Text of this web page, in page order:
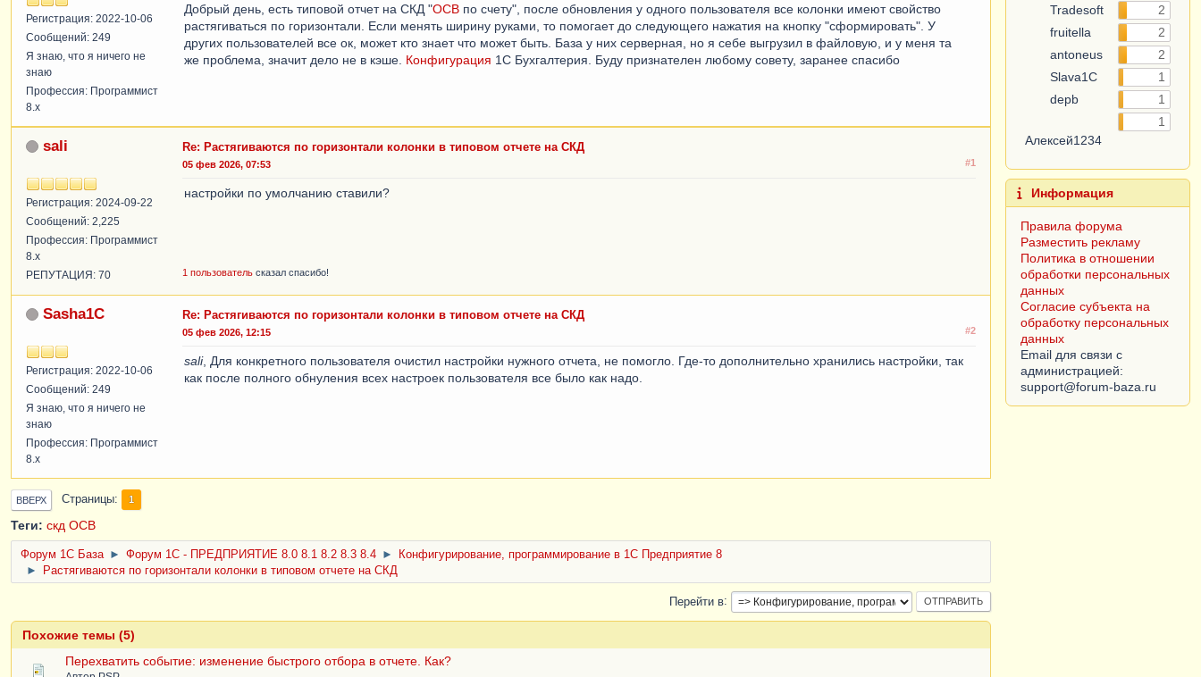
Регистрация: 2022-10-06
Сообщений: 249
Я знаю, что я ничего не
знаю
Профессия: Программист
8.x
Добрый день, есть типовой отчет на СКД "ОСВ по счету", после обновления у одного пользователя все колонки имеют свойство
растягиваться по горизонтали. Если менять ширину руками, то помогает до следующего нажатия на кнопку "сформировать". У
других пользователей все ок, может кто знает что может быть. База у них серверная, но я себе выгрузил в файловую, и у меня та
же проблема, значит дело не в кэше. Конфигурация 1С Бухгалтерия. Буду признателен любому совету, заранее спасибо
sali
Регистрация: 2024-09-22
Сообщений: 2,225
Профессия: Программист
8.x
РЕПУТАЦИЯ: 70
Re: Растягиваются по горизонтали колонки в типовом отчете на СКД
#1
05 фев 2026, 07:53
настройки по умолчанию ставили?
1 пользователь сказал спасибо!
Sasha1C
Регистрация: 2022-10-06
Сообщений: 249
Я знаю, что я ничего не
знаю
Профессия: Программист
8.x
Re: Растягиваются по горизонтали колонки в типовом отчете на СКД
#2
05 фев 2026, 12:15
sali, Для конкретного пользователя очистил настройки нужного отчета, не помогло. Где-то дополнительно хранились настройки, так
как после полного обнуления всех настроек пользователя все было как надо.
ВВЕРХ Страницы 1
Теги: скд ОСВ
Форум 1C База ► Форум 1С - ПРЕДПРИЯТИЕ 8.0 8.1 8.2 8.3 8.4 ►
Конфигурирование, программирование в 1С Предприятие 8
►
Растягиваются по горизонтали колонки в типовом отчете на СКД
Перейти в
Похожие темы (5)
Перехватить событие: изменение быстрого отбора в отчете. Как?
Tradesoft
2
fruitella
2
antoneus
2
Slava1C
1
depb
1
Алексей1234
1
Информация
Правила форума
Разместить рекламу
Политика в отношении
обработки персональных
данных
Согласие субъекта на
обработку персональных
данных
Email для связи с
администрацией: